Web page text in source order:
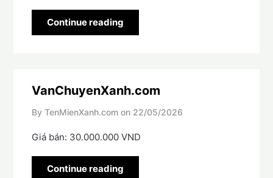
Continue reading
VanChuyenXanh.com
By TenMienXanh.com on 22/05/2026
Giá bán: 30.000.000 VND
Continue reading